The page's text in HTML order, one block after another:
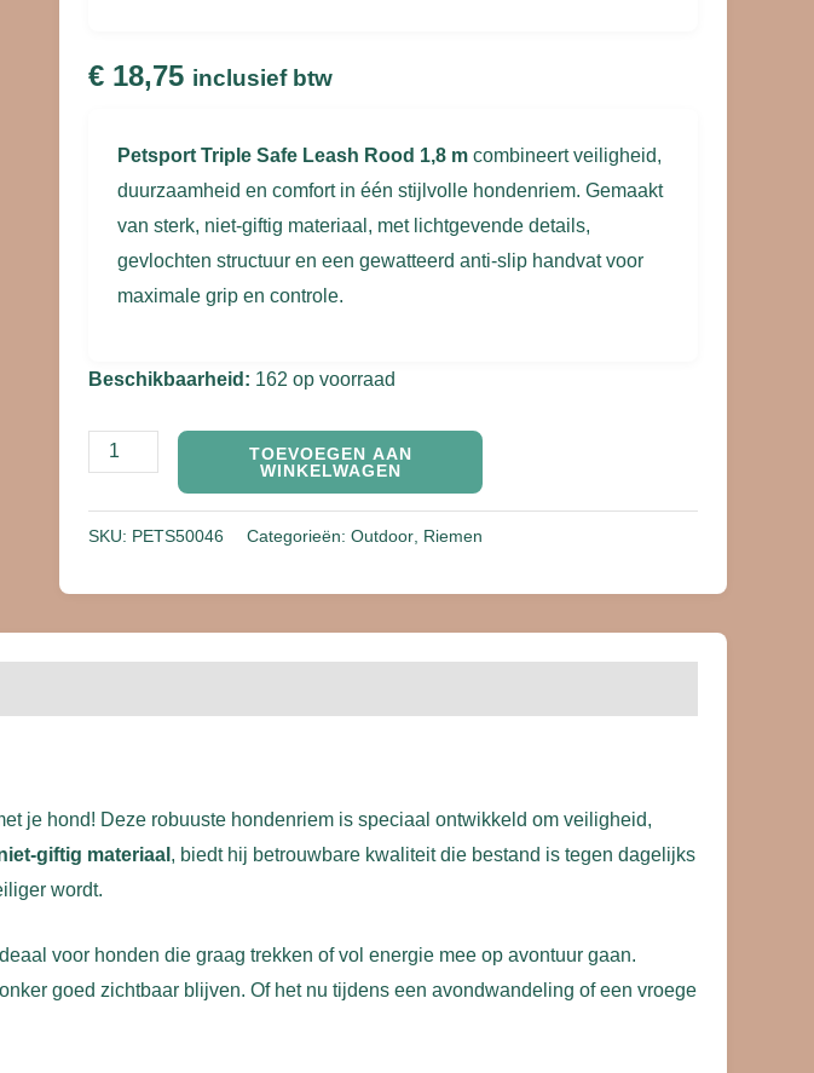
€ 18,75 inclusief btw
Petsport Triple Safe Leash Rood 1,8 m combineert veiligheid,
duurzaamheid en comfort in één stijlvolle hondenriem. Gemaakt
van sterk, niet-giftig materiaal, met lichtgevende details,
gevlochten structuur en een gewatteerd anti-slip handvat voor
maximale grip en controle.
Beschikbaarheid: 162 op voorraad
TOEVOEGEN AAN
WINKELWAGEN
SKU: PETS50046 Categorieën: Outdoor Riemen
je hond! Deze robuuste hondenriem is speciaal ontwikkeld om veiligheid,
giftig materiaal , biedt hij betrouwbare kwaliteit die bestand is tegen dagelijks
wordt.
voor honden die graag trekken of vol energie mee op avontuur gaan.
goed zichtbaar blijven. Of het nu tijdens een avondwandeling of een vroege